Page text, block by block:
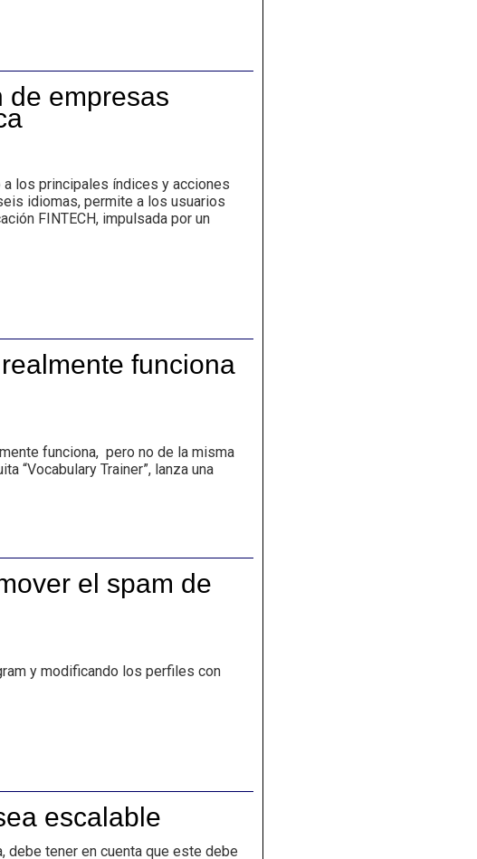
de empresas
a los principales índices y acciones
idiomas, permite a los usuarios
FINTECH, impulsada por un
funciona
funciona, pero no de la misma
“Vocabulary Trainer”, lanza una
el spam de
y modificando los perfiles con
escalable
debe tener en cuenta que este debe